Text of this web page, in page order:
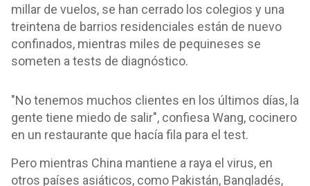
millar de vuelos, se han cerrado los colegios y una
treintena de barrios residenciales están de nuevo
confinados, mientras miles de pequineses se
someten a tests de diagnóstico.
"No tenemos muchos clientes en los últimos días, la
gente tiene miedo de salir", confiesa Wang, cocinero
en un restaurante que hacía fila para el test.
Pero mientras China mantiene a raya el virus, en
otros países asiáticos, como Pakistán, Bangladés,